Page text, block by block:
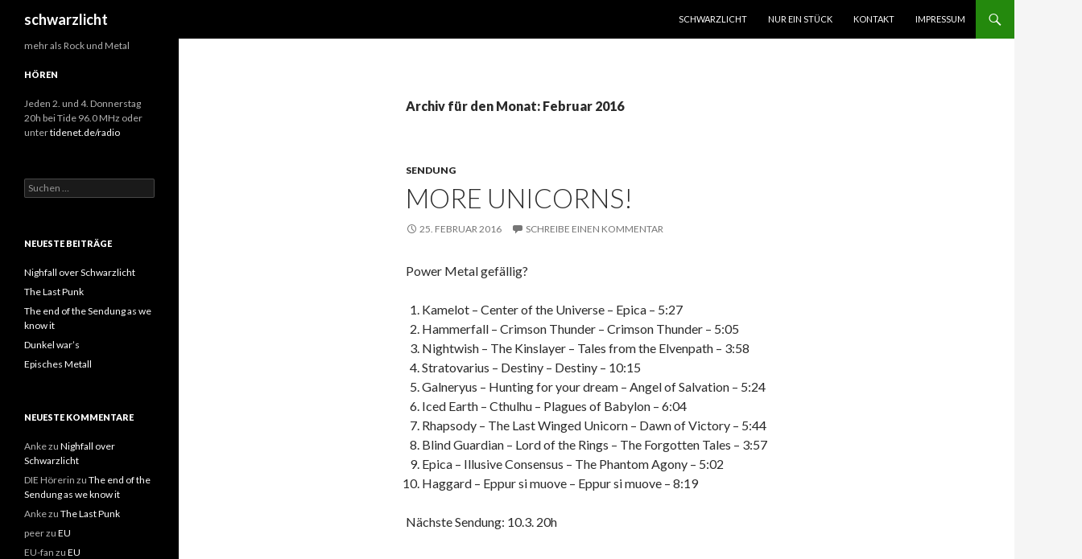
schwarzlicht
SCHWARZLICHT
NUR EIN STÜCK KONTAKT IMPRESSUM
Archiv für den Monat: Februar 2016
SENDUNG
MORE UNICORNS!
25. FEBRUAR 2016 SCHREIBE EINEN KOMMENTAR
Power Metal gefällig?
Kamelot – Center of the Universe – Epica – 5:27
Hammerfall – Crimson Thunder – Crimson Thunder – 5:05
Nightwish – The Kinslayer – Tales from the Elvenpath – 3:58
Stratovarius – Destiny – Destiny – 10:15
Galneryus – Hunting for your dream – Angel of Salvation – 5:24
Iced Earth – Cthulhu – Plagues of Babylon – 6:04
Rhapsody – The Last Winged Unicorn – Dawn of Victory – 5:44
Blind Guardian – Lord of the Rings – The Forgotten Tales – 3:57
Epica – Illusive Consensus – The Phantom Agony – 5:02
Haggard – Eppur si muove – Eppur si muove – 8:19
Nächste Sendung: 10.3. 20h
mehr als Rock und Metal
HÖREN
Jeden 2. und 4. Donnerstag
20h bei Tide 96.0 MHz oder
untertidenet.de/radio
u
e
n
a
h
:
NEUESTE BEITRÄGE
Nighfall over Schwarzlicht
The Last Punk
The end of the Sendung as we
know it
Dunkel war’s
Episches Metall
NEUESTE KOMMENTARE
Ankezu Nighfall over
Schwarzlicht
DIE Hörerin zu The end of the
Sendung as we know it
Ankezu The Last Punk
peerzu EU
EU-fan zu EU